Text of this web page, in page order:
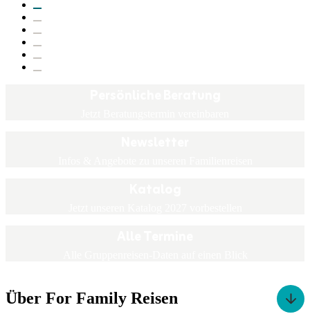
Über For Family Reisen